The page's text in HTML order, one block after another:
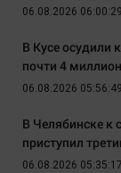
06.08.2026 06:00:29
В Кусе осудили
почти 4
06.08.2026 05:56:49
В Челябинске к
приступил
06.08.2026 05:35:17